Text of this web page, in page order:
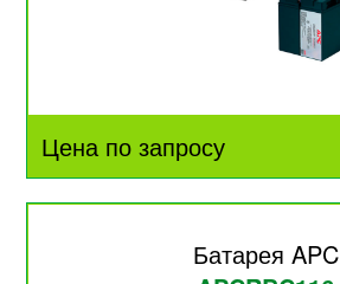
Цена по запросу
Батарея APC